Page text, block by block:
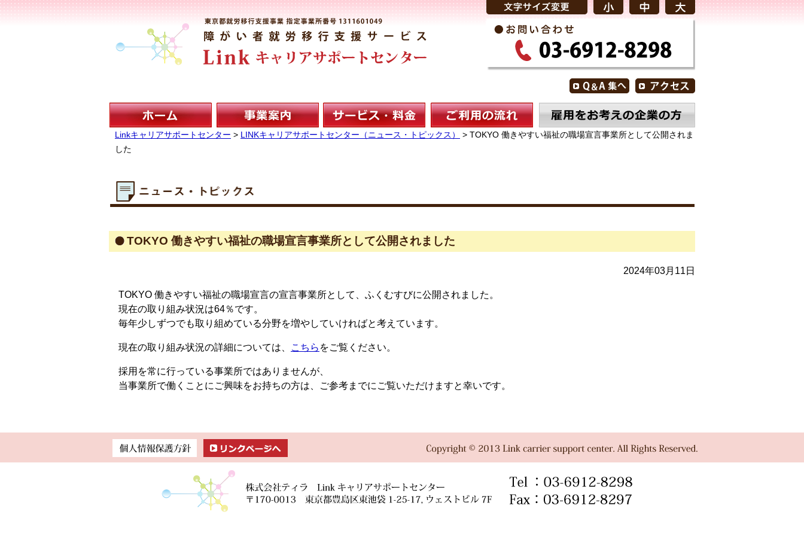
Linkキャリアサポートセンター > LINKキャリアサポートセンター（ニュース・トピックス） > TOKYO 働きやすい福祉の職場宣言事業所として公開されま
した
TOKYO 働きやすい福祉の職場宣言事業所として公開されました
2024年03月11日
TOKYO 働きやすい福祉の職場宣言の宣言事業所として、ふくむすびに公開されました。
現在の取り組み状況は64％です。
毎年少しずつでも取り組めている分野を増やしていければと考えています。
現在の取り組み状況の詳細については、 こちら をご覧ください。
採用を常に行っている事業所ではありませんが、
当事業所で働くことにご興味をお持ちの方は、ご参考までにご覧いただけますと幸いです。